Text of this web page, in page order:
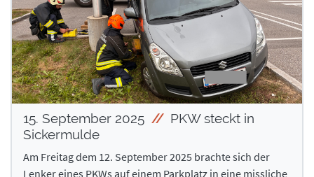
15. September 2025
PKW steckt in
Sickermulde
Am Freitag dem 12. September 2025 brachte sich der
Lenker eines PKWs auf einem Parkplatz in eine missliche